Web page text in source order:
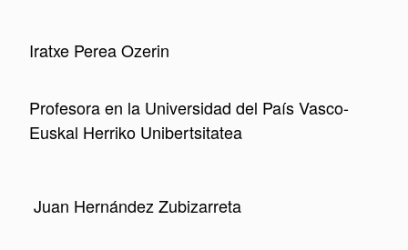
Iratxe Perea Ozerin
Profesora en la Universidad del País Vasco-
Euskal Herriko Unibertsitatea
Juan Hernández Zubizarreta